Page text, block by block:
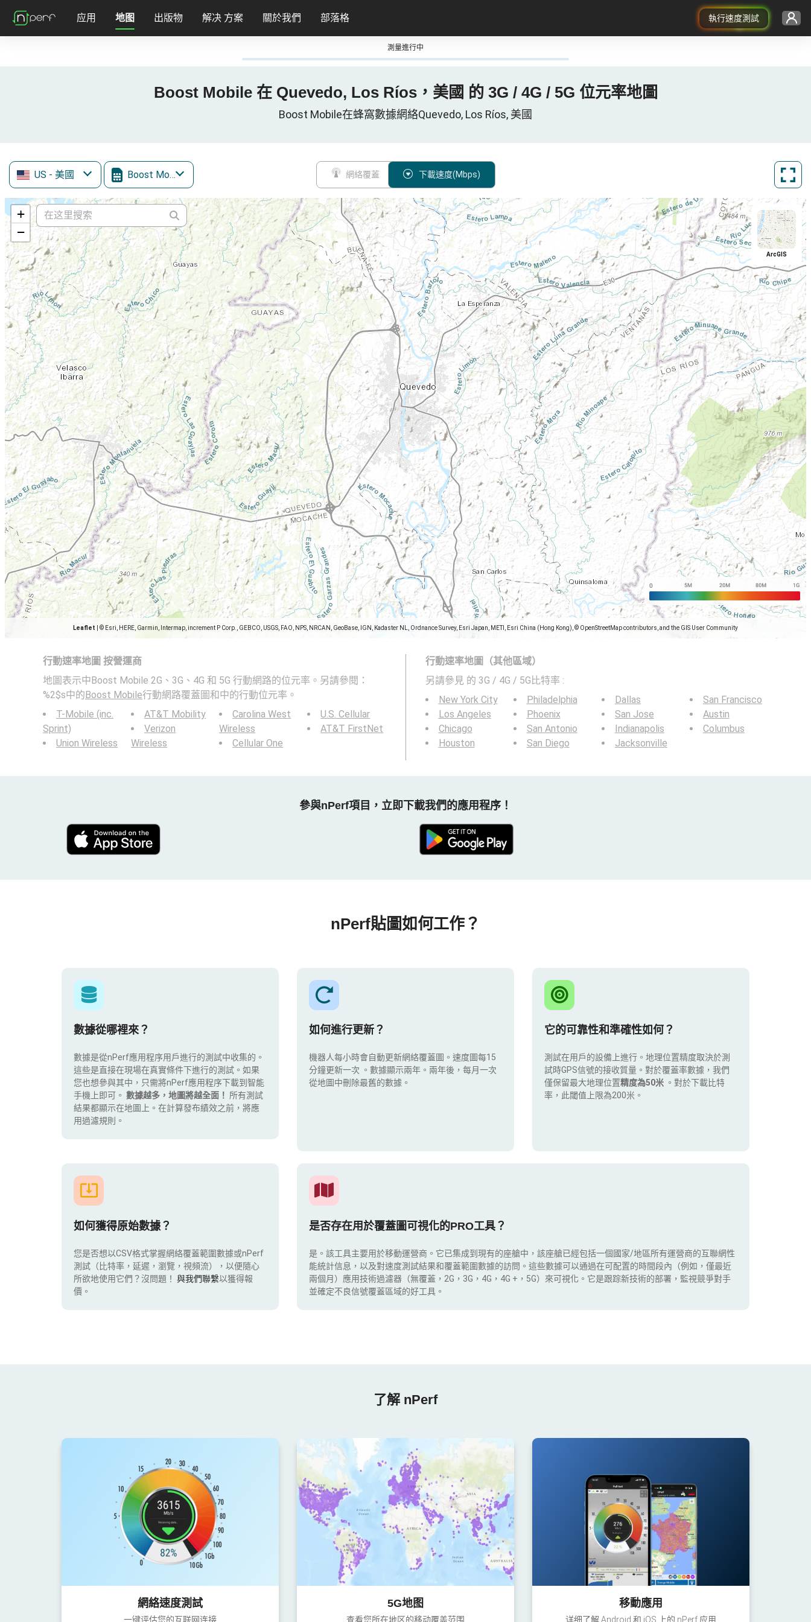
執行速度測試
应用 地图 出版物 解决 方案 關於我們 部落格
測量進行中
Boost Mobile 在 Quevedo, Los Ríos，美國 的 3G / 4G / 5G 位元率地圖
Boost Mobile在蜂窩數據網絡Quevedo, Los Ríos, 美國
US - 美國 Boost Mobile 網絡覆蓋 下載速度(Mbps)
+
−
Leaflet © Esri, HERE, Garmin, Intermap, increment P Corp., GEBCO, USGS, FAO, NPS, NRCAN, GeoBase, IGN, Kadaster NL, Ordnance Survey, Esri Japan, METI, Esri China (Hong Kong), © OpenStreetMap contributors, and the GIS User Community
ArcGIS
行動速率地圖 按營運商
地圖表示中Boost Mobile 2G、3G、4G 和 5G 行動網路的位元率。另請參閱：
%2$s中的Boost Mobile行動網路覆蓋圖和中的行動位元率。
T-Mobile (inc.
Sprint)
Union Wireless
AT&T Mobility
Verizon
Wireless
Carolina West
Wireless
Cellular One
U.S. Cellular
AT&T FirstNet
行動速率地圖（其他區域）
另請參見 的 3G / 4G / 5G比特率 :
New York City
Los Angeles
Chicago
Houston
Philadelphia
Phoenix
San Antonio
San Diego
Dallas
San Jose
Indianapolis
Jacksonville
San Francisco
Austin
Columbus
參與nPerf項目，立即下載我們的應用程序！
nPerf貼圖如何工作？
數據從哪裡來？
數據是從nPerf應用程序用戶進行的測試中收集的。
這些是直接在現場在真實條件下進行的測試。如果
您也想參與其中，只需將nPerf應用程序下載到智能
手機上即可。 數據越多，地圖將越全面！ 所有測試
結果都顯示在地圖上。在計算發布績效之前，將應
用過濾規則。
如何進行更新？
機器人每小時會自動更新網絡覆蓋圖。速度圖每15
分鐘更新一次 。數據顯示兩年。兩年後，每月一次
從地圖中刪除最舊的數據。
它的可靠性和準確性如何？
測試在用戶的設備上進行。地理位置精度取決於測
試時GPS信號的接收質量。對於覆蓋率數據，我們
僅保留最大地理位置精度為50米 。對於下載比特
率，此閾值上限為200米。
如何獲得原始數據？
您是否想以CSV格式掌握網絡覆蓋範圍數據或nPerf
測試（比特率，延遲，瀏覽，視頻流），以便隨心
所欲地使用它們？沒問題！ 與我們聯繫以獲得報
價。
是否存在用於覆蓋圖可視化的PRO工具？
是。該工具主要用於移動運營商。它已集成到現有的座艙中，該座艙已經包括一個國家/地區所有運營商的互聯網性
能統計信息，以及對速度測試結果和覆蓋範圍數據的訪問。這些數據可以通過在可配置的時間段內（例如，僅最近
兩個月）應用技術過濾器（無覆蓋，2G，3G，4G，4G +，5G）來可視化。它是跟踪新技術的部署，監視競爭對手
並確定不良信號覆蓋區域的好工具。
了解 nPerf
網絡速度測試
一键评估您的互联网连接
5G地图
查看您所在地区的移动覆盖范围
移動應用
详细了解 Android 和 iOS 上的 nPerf 应用